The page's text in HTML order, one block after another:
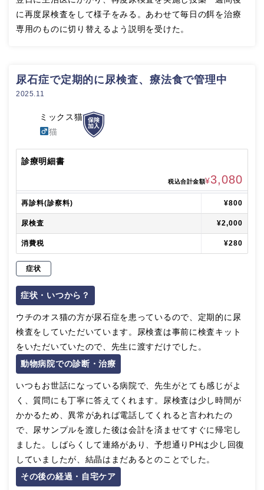
に再度尿検査をして様子をみる。あわせて毎日の餌を治療
専用のものに切り替えるよう説明を受けた。
尿石症で定期的に尿検査、療法食で管理中
2025.11
ミックス猫
猫
診療明細書
税込合計金額¥3,080
再診料(診察料) ¥800
尿検査 ¥2,000
消費税 ¥280
症状
症状・いつから？
ウチのオス猫の方が尿石症を患っているので、定期的に尿
検査をしていただいています。尿検査は事前に検査キット
をいただいていたので、先生に渡すだけでした。
動物病院での診断・治療
いつもお世話になっている病院で、先生がとても感じがよ
く、質問にも丁寧に答えてくれます。尿検査は少し時間が
かかるため、異常があれば電話してくれると言われたの
で、尿サンプルを渡した後は会計を済ませてすぐに帰宅し
ました。しばらくして連絡があり、予想通りPHは少し回復
していましたが、結晶はまだあるとのことでした。
その後の経過・自宅ケア